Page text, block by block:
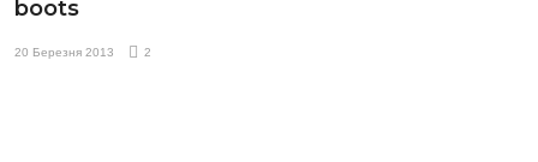
boots
20 Березня 2013 2